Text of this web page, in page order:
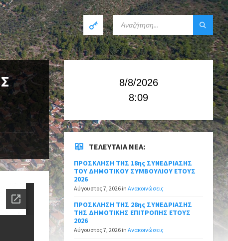
8/8/2026
8:09
ΤΕΛΕΥΤΑΊΑ ΝΈΑ:
ΠΡΟΣΚΛΗΣΗ ΤΗΣ 18ης ΣΥΝΕΔΡΙΑΣΗΣ
ΤΟΥ ΔΗΜΟΤΙΚΟΥ ΣΥΜΒΟΥΛΙΟΥ ΕΤΟΥΣ
2026
Αύγουστος 7, 2026 inΑνακοινώσεις
ΠΡΟΣΚΛΗΣΗ ΤΗΣ 28ης ΣΥΝΕΔΡΙΑΣΗΣ
ΤΗΣ ΔΗΜΟΤΙΚΗΣ ΕΠΙΤΡΟΠΗΣ ΕΤΟΥΣ
2026
Αύγουστος 7, 2026 inΑνακοινώσεις